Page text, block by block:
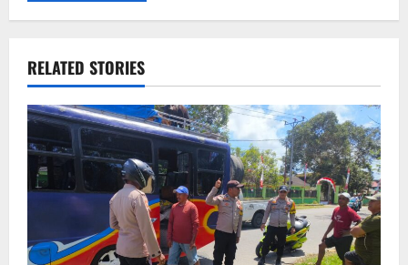
RELATED STORIES